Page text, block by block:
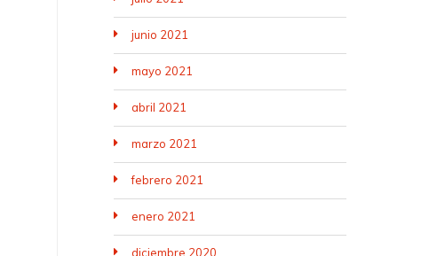
junio 2021
mayo 2021
abril 2021
marzo 2021
febrero 2021
enero 2021
diciembre 2020